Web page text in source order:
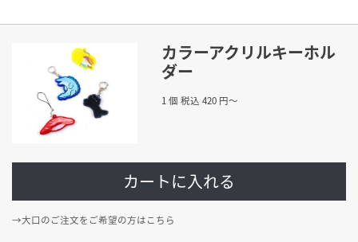
カラーアクリルキーホル
ダー
1 個 税込 420 円〜
カートに入れる
→大口のご注文をご希望の方はこちら